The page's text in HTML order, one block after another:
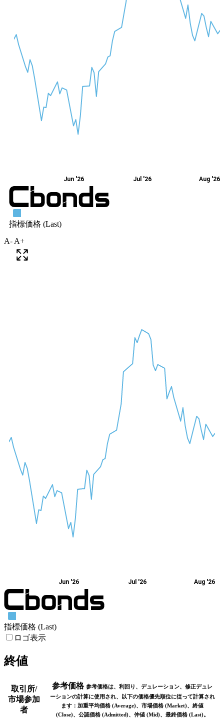
A- A+
Jun '26 Jul '26 Aug '26
指標価格 (Last)
ロゴ表示
終値
取引所/
市場参加
者
参考価格 参考価格は、利回り、デュレーション、修正デュレ
ーションの計算に使用され、以下の価格優先順位に従って計算され
ます：加重平均価格 (Average)、市場価格 (Market)、終値
(Close)、公認価格 (Admitted)、仲値 (Mid)、最終価格 (Last)。